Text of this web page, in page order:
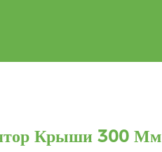
Крыши 300 Мм